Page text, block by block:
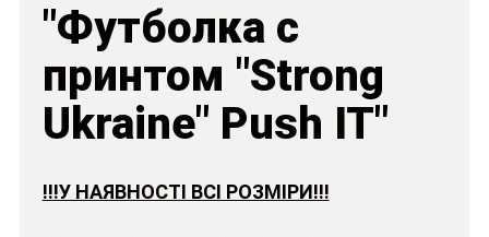
"Футболка с
принтом "Strong
Ukraine" Push IT"
!!!У НАЯВНОСТІ ВСІ РОЗМІРИ!!!